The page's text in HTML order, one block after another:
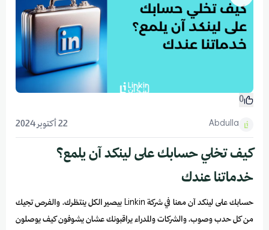
0
Abdulla 22 أكتوبر 2024
كيف تخلي حسابك على لينكد آن يلمع؟
خدماتنا عندك
حسابك على لينكد آن معنا في شركة Linkin بيصير الكل ينتظرك، والفرص تجيك
من كل حدب وصوب، والشركات والمدراء يراقبونك عشان يشوفون كيف يوصلون